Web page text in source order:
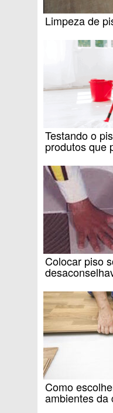
Limpeza de
Testando o
produtos que
Colocar piso
Como
ambientes da